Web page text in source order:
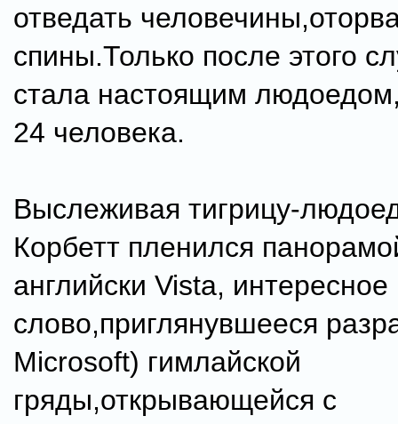
отведать
спины.Только после этого
стала настоящим
24 человека.
Выслеживая тигрицу-
Корбетт пленился
английски Vista, интересное
слово,приглянувшееся
Microsoft) гимлайской
гряды,открывающейся с